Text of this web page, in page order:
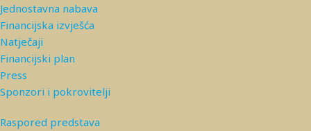
Jednostavna nabava
Financijska izvješća
Natječaji
Financijski plan
Press
Sponzori i pokrovitelji
Raspored predstava